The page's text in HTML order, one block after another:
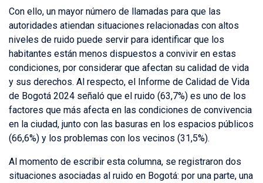
Con ello, un mayor número de llamadas para que las
autoridades atiendan situaciones relacionadas con altos
niveles de ruido puede servir para identificar que los
habitantes están menos dispuestos a convivir en estas
condiciones, por considerar que afectan su calidad de vida
y sus derechos. Al respecto, el Informe de Calidad de Vida
de Bogotá 2024 señaló que el ruido (63,7%) es uno de los
factores que más afecta en las condiciones de convivencia
en la ciudad, junto con las basuras en los espacios públicos
(66,6%) y los problemas con los vecinos (31,5%).
Al momento de escribir esta columna, se registraron dos
situaciones asociadas al ruido en Bogotá: por una parte, una